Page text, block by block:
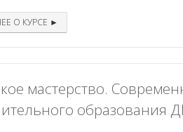
О КУРСЕ ►
мастерство.